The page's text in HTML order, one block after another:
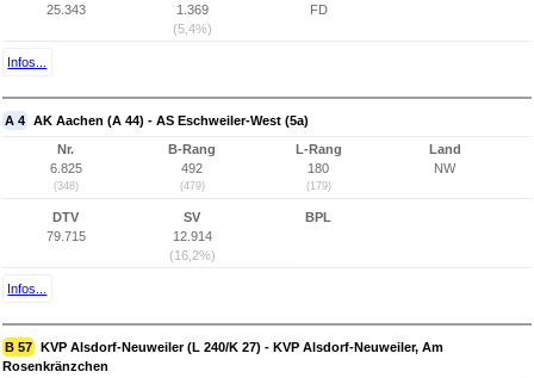
25.343
1.369
(5,4%)
FD
Infos...
A 4 AK Aachen (A 44) - AS Eschweiler-West (5a)
Nr.
6.825
(348)
B-Rang
492
(479)
L-Rang
180
(179)
Land
NW
DTV
79.715
SV
12.914
(16,2%)
BPL
Infos...
B 57 KVP Alsdorf-Neuweiler (L 240/K 27) - KVP Alsdorf-Neuweiler, Am
Rosenkränzchen